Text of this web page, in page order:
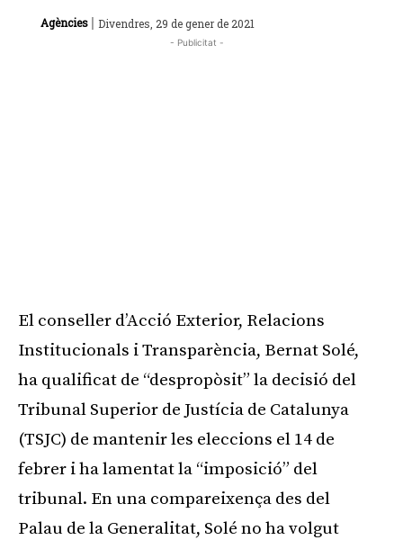
Agències | Divendres, 29 de gener de 2021
- Publicitat -
El conseller d’Acció Exterior, Relacions
Institucionals i Transparència, Bernat Solé,
ha qualificat de “despropòsit” la decisió del
Tribunal Superior de Justícia de Catalunya
(TSJC) de mantenir les eleccions el 14 de
febrer i ha lamentat la “imposició” del
tribunal. En una compareixença des del
Palau de la Generalitat, Solé no ha volgut